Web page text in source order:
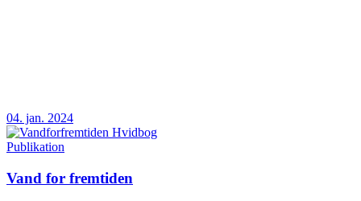
04. jan. 2024
Publikation
Vand for fremtiden